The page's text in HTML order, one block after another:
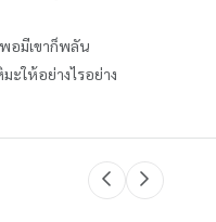
พอมีเขาก็พลัน
ะให้อย่างไรอย่าง